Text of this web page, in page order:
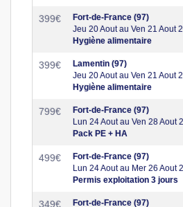
399€
Fort-de-France (97)
Jeu 20 Aout au Ven 21 Aout
Hygiène alimentaire
399€
Lamentin (97)
Jeu 20 Aout au Ven 21 Aout
Hygiène alimentaire
799€
Fort-de-France (97)
Lun 24 Aout au Ven 28 Aout
Pack PE + HA
499€
Fort-de-France (97)
Lun 24 Aout au Mer 26 Aout
Permis exploitation 3 jours
349€
Fort-de-France (97)